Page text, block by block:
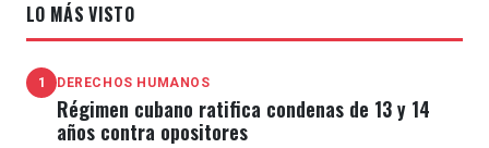
LO MÁS VISTO
1 DERECHOS HUMANOS
Régimen cubano ratifica condenas de 13 y 14
años contra opositores